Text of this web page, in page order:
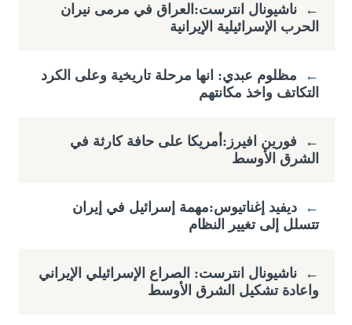
←
ناشيونال انترست:العراق في مرمى نيران
الحرب الإسرائيلية الإيرانية
←
مظلوم عبدي: انها مرحلة تاريخية وعلى الكرد
التكاتف واخذ مكانتهم
←
فورين افيرز:أمريكا على حافة كارثة في
الشرق الأوسط
←
ديفيد إغناتيوس:مهمة إسرائيل في إيران
تتسلل إلى تغيير النظام
←
ناشيونال انترست: الصراع الإسرائيلي الإيراني
واعادة تشكيل الشرق الأوسط